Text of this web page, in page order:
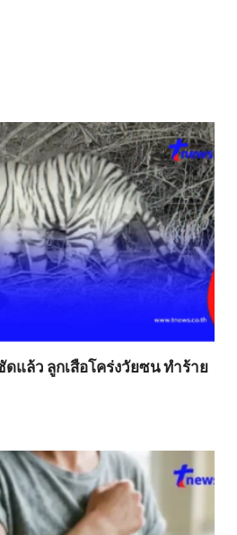
แล้ว ลูกเสือโคร่งวัยซน ทำร้าย